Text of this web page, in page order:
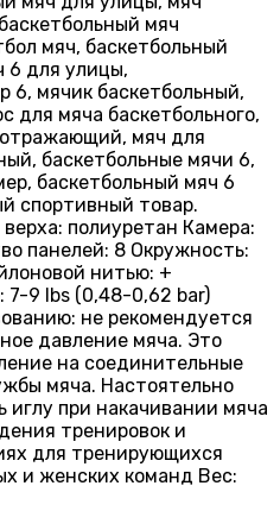
мяч
мяч, баскетбольный
6 для улицы,
6, мячик баскетбольный,
для мяча баскетбольного,
мяч для
баскетбольные мячи 6,
баскетбольный мяч 6
спортивный товар.
полиуретан Камера:
панелей: 8 Окружность:
нитью: +
7-9 lbs (0,48-0,62 bar)
не рекомендуется
давление мяча. Это
на соединительные
мяча. Настоятельно
иглу при накачивании мяча
тренировок и
для тренирующихся
и женских команд Вес: